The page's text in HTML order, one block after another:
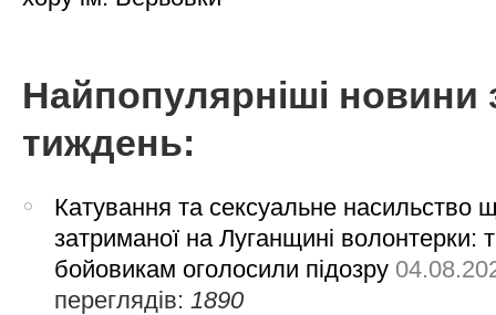
Найпопулярніші новини
тиждень:
Катування та сексуальне насильство
затриманої на Луганщині волонтерки:
бойовикам оголосили підозру
переглядів: 1890